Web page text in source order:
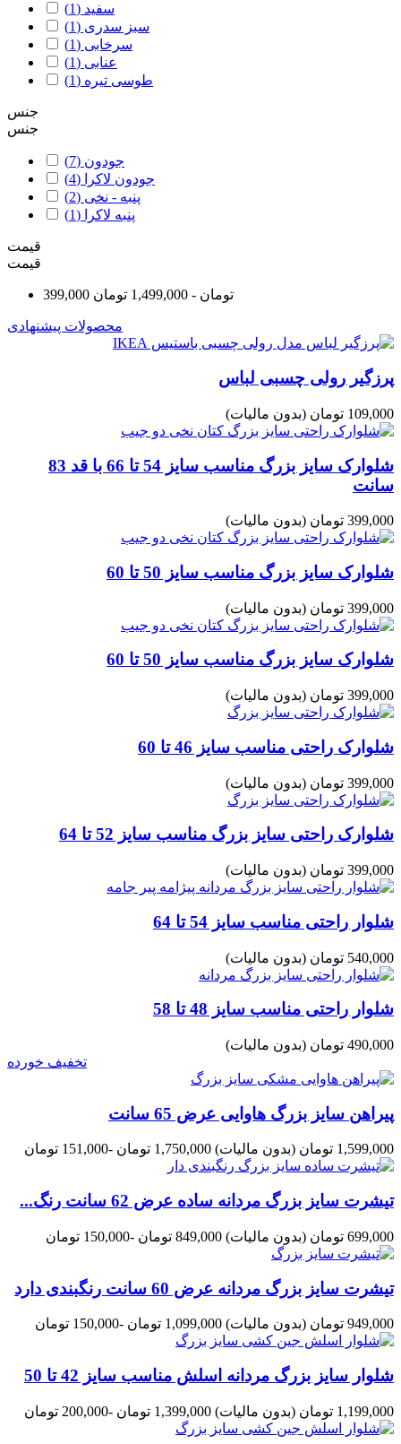
سفید (1)
سبز سدری (1)
سرخابی (1)
عنابی (1)
طوسی تیره (1)
جنس
جنس
جودون (7)
جودون لاکرا (4)
پنبه - نخی (2)
پنبه لاکرا (1)
قیمت
قیمت
399,000 تومان - 1,499,000 تومان
محصولات پیشنهادی
پرزگیر رولی چسبی لباس
109,000 تومان (بدون مالیات)
شلوارک سایز بزرگ مناسب سایز 54 تا 66 با قد 83
سانت
399,000 تومان (بدون مالیات)
شلوارک سایز بزرگ مناسب سایز 50 تا 60
399,000 تومان (بدون مالیات)
شلوارک سایز بزرگ مناسب سایز 50 تا 60
399,000 تومان (بدون مالیات)
شلوارک راحتی مناسب سایز 46 تا 60
399,000 تومان (بدون مالیات)
شلوارک راحتی سایز بزرگ مناسب سایز 52 تا 64
399,000 تومان (بدون مالیات)
شلوار راحتی مناسب سایز 54 تا 64
540,000 تومان (بدون مالیات)
شلوار راحتی مناسب سایز 48 تا 58
490,000 تومان
(بدون مالیات)
تخفیف خورده
پیراهن سایز بزرگ هاوایی عرض 65 سانت
1,599,000 تومان (بدون مالیات) 1,750,000 تومان -151,000 تومان
تیشرت سایز بزرگ مردانه ساده عرض 62 سانت رنگ...
699,000 تومان (بدون مالیات) 849,000 تومان -150,000 تومان
تیشرت سایز بزرگ مردانه عرض 60 سانت رنگبندی دارد
949,000 تومان (بدون مالیات) 1,099,000 تومان -150,000 تومان
شلوار سایز بزرگ مردانه اسلش مناسب سایز 42 تا 50
1,199,000 تومان (بدون مالیات) 1,399,000 تومان -200,000 تومان